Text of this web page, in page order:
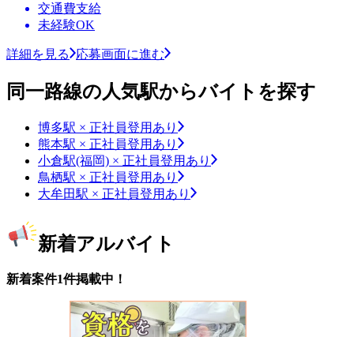
交通費支給
未経験OK
詳細を見る 応募画面に進む
同一路線の人気駅からバイトを探す
博多駅 × 正社員登用あり
熊本駅 × 正社員登用あり
小倉駅(福岡) × 正社員登用あり
鳥栖駅 × 正社員登用あり
大牟田駅 × 正社員登用あり
新着アルバイト
新着案件1件掲載中！